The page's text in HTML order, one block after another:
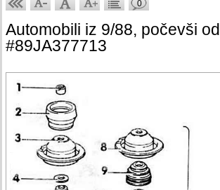
0
Automobili iz 9/88, počevši od
#89JA377713